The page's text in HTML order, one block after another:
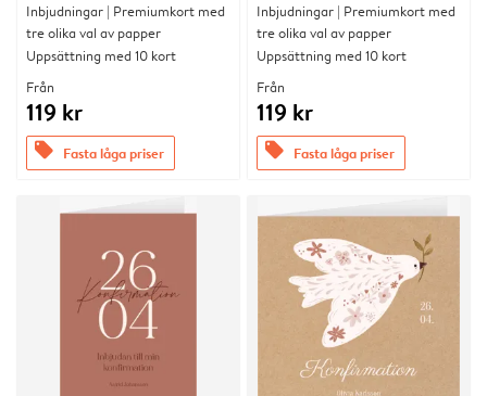
Inbjudningar | Premiumkort med
tre olika val av papper
Uppsättning med 10 kort
Från
119 kr
offers Fasta låga priser
Inbjudningar | Premiumkort med
tre olika val av papper
Uppsättning med 10 kort
Från
119 kr
offers Fasta låga priser